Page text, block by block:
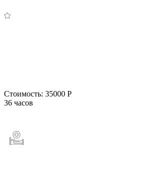
Стоимость: 35000 Р
36 часов